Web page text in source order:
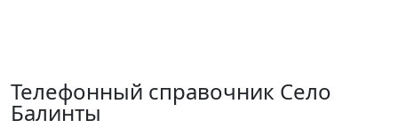
Телефонный справочник Село
Балинты